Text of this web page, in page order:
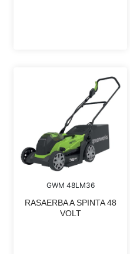
GWM 48LM36
RASAERBA A SPINTA 48
VOLT